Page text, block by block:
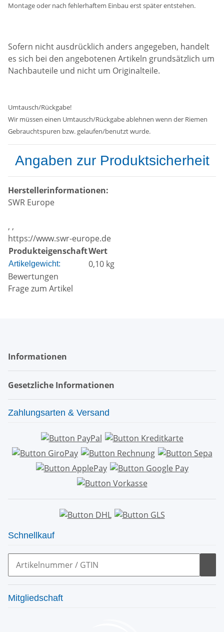
Montage oder nach fehlerhaftem Einbau erst später entstehen.
Sofern nicht ausdrücklich anders angegeben, handelt
es sich bei den angebotenen Artikeln grundsätzlich um
Nachbauteile und nicht um Originalteile.
Umtausch/Rückgabe!
Wir müssen einen Umtausch/Rückgabe ablehnen wenn der Riemen
Gebrauchtspuren bzw. gelaufen/benutzt wurde.
Angaben zur Produktsicherheit
Herstellerinformationen:
SWR Europe
, ,
https://www.swr-europe.de
ProdukteigenschaftWert
Artikelgewicht: 0,10 kg
Bewertungen
Frage zum Artikel
Informationen
Gesetzliche Informationen
Zahlungsarten & Versand
Schnellkauf
Mitgliedschaft